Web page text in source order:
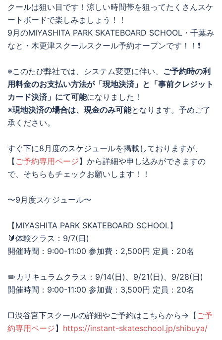
クールは狙い目です！涼しい時間帯を狙ってたくさんスケ
ートボードで楽しみましょう！！
9月のMIYASHITA PARK SKATEBOARD SCHOOL・千葉み
なと・木更津スクールスクール予約オープンです！！❗️
※このたび弊社では、システム変更に伴い、 ご予約時の利
用料金のお支払い方法が「現地決済」と「事前クレジット
カード決済」にて可能になりました！
※現地決済の場合は、現金のみ可能となります。予めご了
承ください。
すぐ下に8月度のスケジュールを掲載しておりますが、
【 ご予約専用ページ】から詳細や申し込みができますの
で、そちらもチェックお願いします！！
〜9月度スケジュール〜
【MIYASHITA PARK SKATEBOARD SCHOOL】
🔰体験クラス：9/7(日)
開催時間：9:00-11:00 参加費：2,500円 定員：20名
✏️カリキュラムクラス：9/14(日)、9/21(日)、9/28(日)
開催時間：9:00-11:00 参加費：3,500円 定員：20名
□渋谷宮下スクールの詳細やご予約はこちらから→【 ご予
約専用ページ】 https://instant-skateschool.jp/shibuya/